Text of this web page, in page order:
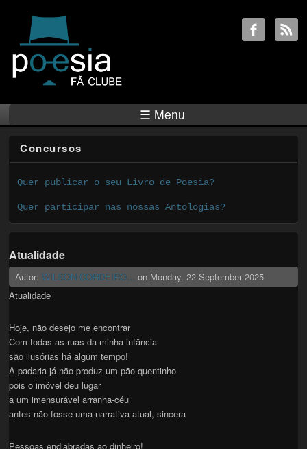
☰ Menu
Concursos
Quer publicar o seu Livro de Poesia?
Quer participar nas nossas Antologias?
Atualidade
Autor:WILSON CORDEIRO... on Monday, 22 September 2025
Atualidade
Hoje, não desejo me encontrar
Com todas as ruas da minha infância
são ilusórias há algum tempo!
A padaria já não produz um pão quentinho
pois o imóvel deu lugar
a um imensurável arranha-céu
antes não fosse uma narrativa atual, sincera
Pessoas endiabradas ao dinheiro!